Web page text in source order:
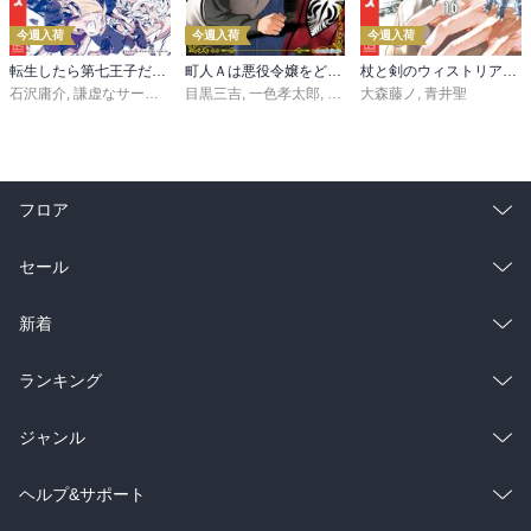
今週入荷
転生したら第七王子だったので、気ままに魔術を極めます（２４）
石沢庸介, 謙虚なサークル メル。
今週入荷
町人Ａは悪役令嬢をどうしても救いたい ～どぶと空と氷の姫君～１０【電子書店共通特典イラスト付】
目黒三吉, 一色孝太郎, Parum
今週入荷
杖と剣のウィストリア（１６）
大森藤ノ , 青井聖
フロア
総合
ラノベ
雑誌・グラビア
BL・TL
セール
総合
ラノベ
雑誌・グラビア
BL・TL
新着
総合
ラノベ
雑誌・グラビア
ランキング
総合
ラノベ
ジャンル
コミック
ヘルプ&サポート